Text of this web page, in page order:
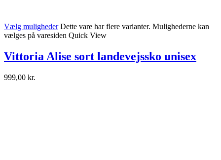
Vælg muligheder Dette vare har flere varianter. Mulighederne kan
vælges på varesiden Quick View
Vittoria Alise sort landevejssko unisex
999,00 kr.